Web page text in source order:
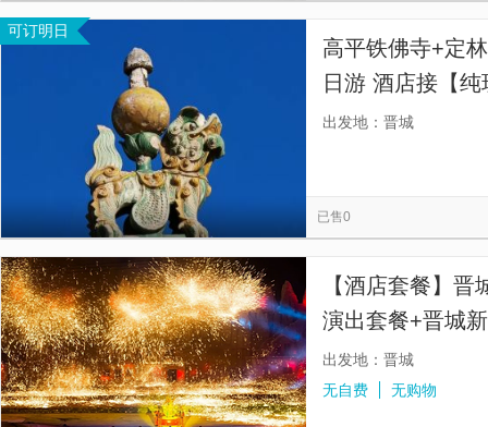
可订明日
高平铁佛寺+定
日游 酒店接【
送】
出发地：晋城
已售0
【酒店套餐】
演出套餐+晋城
出发地：晋城
无自费
无购物